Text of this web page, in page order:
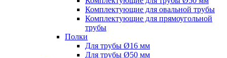
Комплектующие для овальной трубы
Комплектующие для прямоугольной
трубы
Полки
Для трубы Ø16 мм
Для трубы Ø50 мм